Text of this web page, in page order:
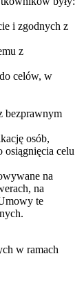
i zgodnych z
z
celów, w
bezprawnym
osób,
osiągnięcia celu
na
na
te
w ramach